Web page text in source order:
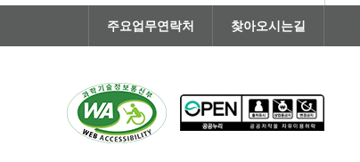
주요업무연락처 찾아오시는길